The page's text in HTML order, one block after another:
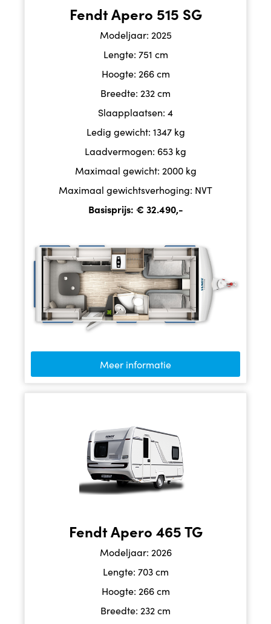
Fendt Apero 515 SG
Modeljaar: 2025
Lengte: 751 cm
Hoogte: 266 cm
Breedte: 232 cm
Slaapplaatsen: 4
Ledig gewicht: 1347 kg
Laadvermogen: 653 kg
Maximaal gewicht: 2000 kg
Maximaal gewichtsverhoging: NVT
Basisprijs: € 32.490,-
Meer informatie
Fendt Apero 465 TG
Modeljaar: 2026
Lengte: 703 cm
Hoogte: 266 cm
Breedte: 232 cm